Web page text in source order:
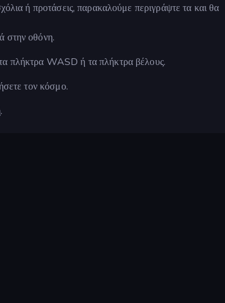
ή προτάσεις, παρακαλούμε περιγράψτε τα και θα
στην οθόνη.
πλήκτρα WASD ή τα πλήκτρα βέλους.
τον κόσμο.